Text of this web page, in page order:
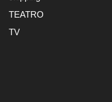
TEATRO
TV